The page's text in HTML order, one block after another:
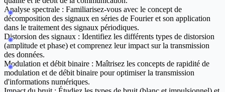
Analyse spectrale : Familiarisez-vous avec le concept de
décomposition des signaux en séries de Fourier et son application
dans le traitement des signaux périodiques.
Distorsion des signaux : Identifiez les différents types de distorsion
(amplitude et phase) et comprenez leur impact sur la transmission
des données.
Modulation et débit binaire : Maîtrisez les concepts de rapidité de
modulation et de débit binaire pour optimiser la transmission
d'informations numériques.